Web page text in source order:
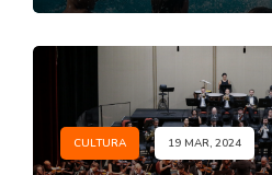
CULTURA 19 MAR, 2024